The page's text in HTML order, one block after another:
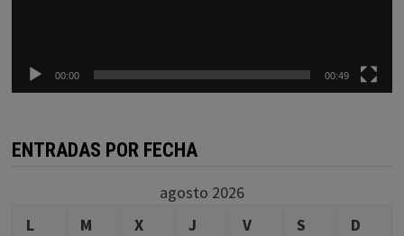
00:00 00:49
ENTRADAS POR FECHA
agosto 2026
L
M X J V S
D